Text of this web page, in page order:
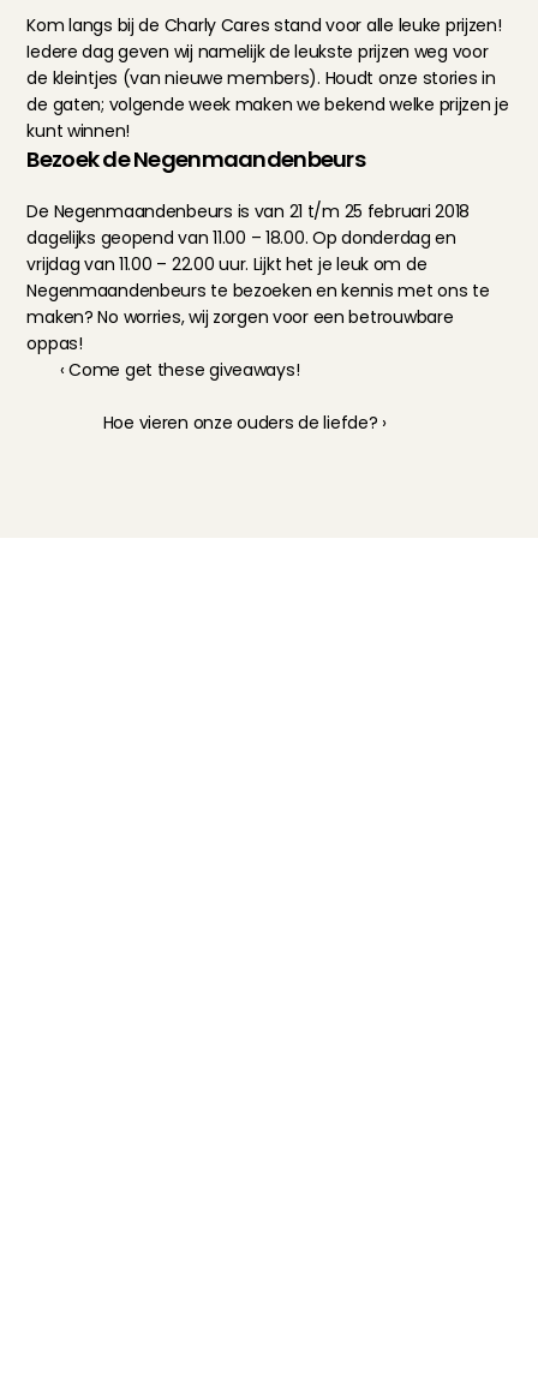
Kom langs bij de Charly Cares stand voor alle leuke prijzen!
Iedere dag geven wij namelijk de leukste prijzen weg voor
de kleintjes (van nieuwe members). Houdt onze stories in
de gaten; volgende week maken we bekend welke prijzen je
kunt winnen!
Bezoek de Negenmaandenbeurs
De Negenmaandenbeurs is van 21 t/m 25 februari 2018
dagelijks geopend van 11.00 – 18.00. Op donderdag en
vrijdag van 11.00 – 22.00 uur. Lijkt het je leuk om de
Negenmaandenbeurs te bezoeken en kennis met ons te
maken? No worries, wij zorgen voor een betrouwbare
oppas!
‹ Come get these giveaways!
Hoe vieren onze ouders de liefde? ›